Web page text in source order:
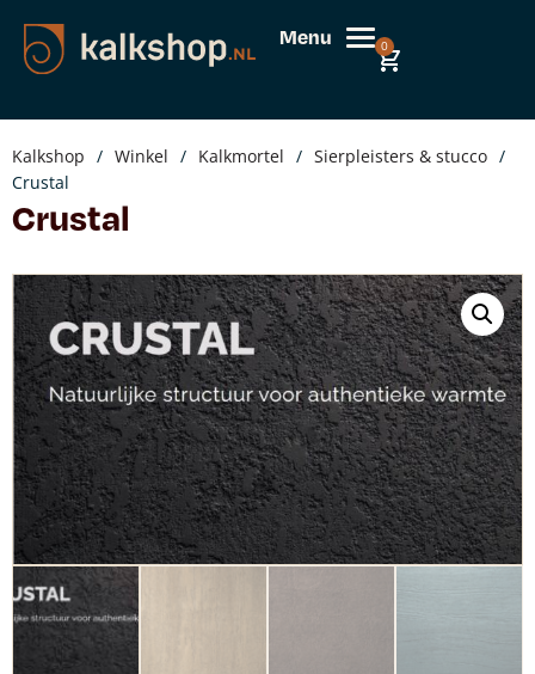
Menu 0
Kalkshop / Winkel / Kalkmortel / Sierpleisters & stucco /
Crustal
Crustal